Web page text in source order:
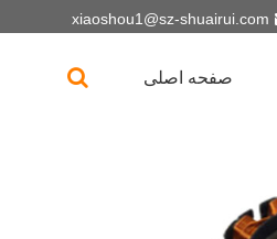
xiaoshou1@sz-shuairui.com
صفحه اصلی